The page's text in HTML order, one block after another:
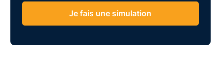
Je fais une simulation